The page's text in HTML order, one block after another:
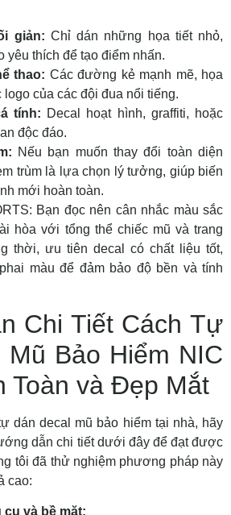
giản: Chỉ dán những họa tiết nhỏ,
yêu thích để tạo điểm nhấn.
thao: Các đường kẻ mạnh mẽ, họa
logo của các đội đua nổi tiếng.
tính: Decal hoạt hình, graffiti, hoặc
độc đáo.
Nếu bạn muốn thay đổi toàn diện
trùm là lựa chọn lý tưởng, giúp biến
mới hoàn toàn.
Bạn đọc nên cân nhắc màu sắc
hòa với tổng thể chiếc mũ và trang
thời, ưu tiên decal có chất liệu tốt,
màu để đảm bảo độ bền và tính
Chi Tiết Cách Tự
Mũ Bảo Hiểm NIC
Toàn và Đẹp Mắt
dán decal mũ bảo hiểm tại nhà, hãy
dẫn chi tiết dưới đây để đạt được
tôi đã thử nghiệm phương pháp này
cao:
và bề mặt: